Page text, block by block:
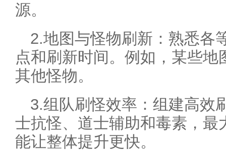
源。
2.地图与怪物刷新：熟悉各
点和刷新时间。例如，某些
其他怪物。
3.组队刷怪效率：组建高效
士抗怪、道士辅助和毒素，最
能让整体提升更快。